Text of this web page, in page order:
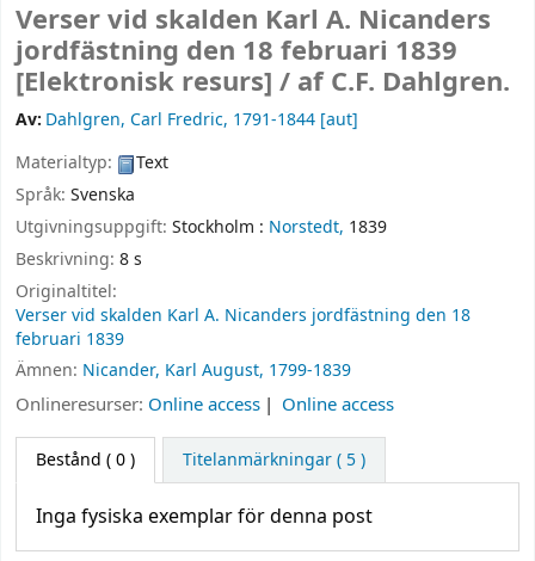
Verser vid skalden Karl A. Nicanders
jordfästning den 18 februari 1839
[Elektronisk resurs] / af C.F. Dahlgren.
Av: Dahlgren, Carl Fredric, 1791-1844 [aut]
Materialtyp:
Text
Språk: Svenska
Utgivningsuppgift: Stockholm : Norstedt, 1839
Beskrivning: 8 s
Originaltitel:
Verser vid skalden Karl A. Nicanders jordfästning den 18
februari 1839
Ämnen: Nicander, Karl August, 1799-1839
Onlineresurser: Online access Online access
Bestånd ( 0 ) Titelanmärkningar ( 5 )
Inga fysiska exemplar för denna post